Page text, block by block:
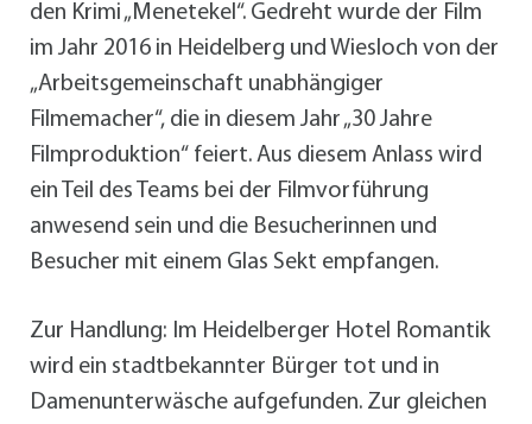
den Krimi „Menetekel“. Gedreht wurde der Film
im Jahr 2016 in Heidelberg und Wiesloch von der
„Arbeitsgemeinschaft unabhängiger
Filmemacher“, die in diesem Jahr „30 Jahre
Filmproduktion“ feiert. Aus diesem Anlass wird
ein Teil des Teams bei der Filmvorführung
anwesend sein und die Besucherinnen und
Besucher mit einem Glas Sekt empfangen.
Zur Handlung: Im Heidelberger Hotel Romantik
wird ein stadtbekannter Bürger tot und in
Damenunterwäsche aufgefunden. Zur gleichen